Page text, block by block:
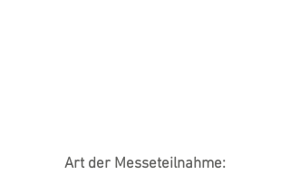
Art der Messeteilnahme: